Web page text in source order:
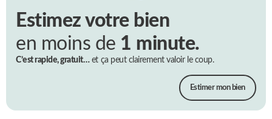
Estimez votre bien
en moins de 1 minute.
C’est rapide, gratuit…et ça peut clairement valoir le coup.
Estimer mon bien